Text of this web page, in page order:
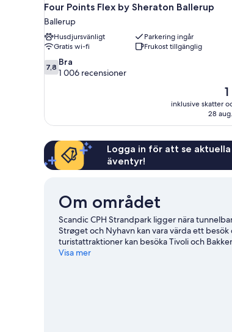
Four Points Flex by Sheraton Ballerup
Ballerup
Husdjursvänligt
Parkering ingår
Gratis wi-fi
Frukost tillgänglig
7.8
av
7,8 Bra
1 006 recensioner
är
1
inklusive skatter
28
Logga in för att se
äventyr!
Om området
Scandic CPH Strandpark ligger nära
Strøget och Nyhavn kan vara värda ett
turistattraktioner kan besöka Tivoli och
Valbyhallen. Passa på att utforska området
Visa mer